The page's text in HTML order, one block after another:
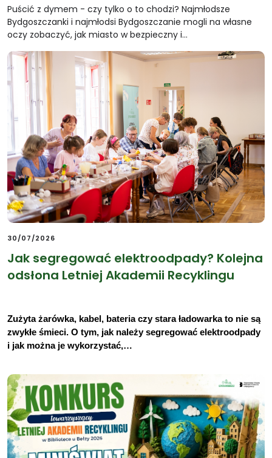
Puścić z dymem - czy tylko o to chodzi? Najmłodsze
Bydgoszczanki i najmłodsi Bydgoszczanie mogli na własne
oczy zobaczyć, jak miasto w bezpieczny i…
30/07/2026
Jak segregować elektroodpady? Kolejna
odsłona Letniej Akademii Recyklingu
Zużyta żarówka, kabel, bateria czy stara ładowarka to nie są
zwykłe śmieci. O tym, jak należy segregować elektroodpady
i jak można je wykorzystać,…